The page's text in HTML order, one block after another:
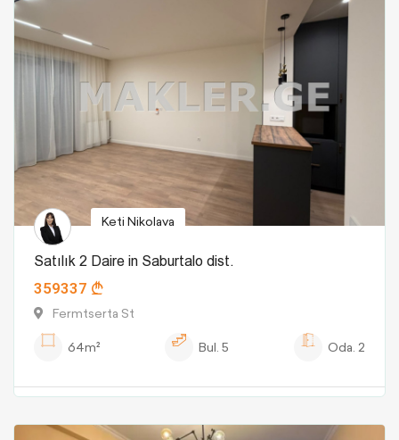
Keti Nikolava
Satılık 2 Daire in Saburtalo dist.
359337
Fermtserta St
64m²
Bul. 5 Oda. 2